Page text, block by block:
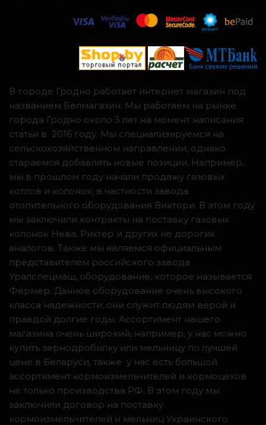
В городе Гродно работает интернет магазин под
названием Белмагазин. Мы работаем на рынке
города Гродно около 3 лет на момент написания
статьи в 2016 году. Мы специализируемся на
сельскохозяйственном направлении, однако
стараемся добавлять новые позиции. Например,
мы в прошлом году начали продажу газовых
котлов и колонок, в частности завода
отопительного оборудования Виктори. В этом году
мы заключили контракты на поставку газовых
колонок Нева, Рихтер и других не дорогих
аналогов. Также мы являемся официальным
представителем российского завода
Уралспецмаш, оборудование, которое называется
Фермер. Данное оборудование очень высокого
класса надежности, они служит людям верой и
правдой долгие годы. Ассортимент нашего
магазина очень широкий, например, у нас можно
купить зернодробилку или мельницу по лучшей
цене в Беларуси, также у нас есть большой
ассортимент кормоизмельчителей и кормоцехов
не только производства РФ. В этом году мы
заключили договор на поставку
кормоизмельчителей и мельниц Украинского